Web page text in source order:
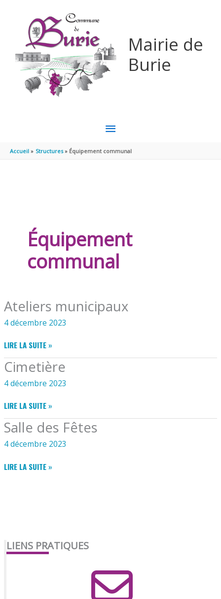
Mairie de
Burie
MENU
PRINCIPAL
Accueil Structures Équipement communal
Équipement
communal
Ateliers municipaux
4 décembre 2023
ATELIERS
MUNICIPAUX
LIRE LA SUITE »
Cimetière
4 décembre 2023
CIMETIÈRE
LIRE LA SUITE »
Salle des Fêtes
4 décembre 2023
SALLE
LIRE LA SUITE »
LIENS PRATIQUES